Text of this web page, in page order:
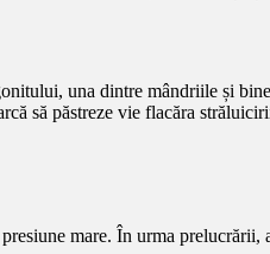
una dintre mândriile și
să păstreze vie flacăra
mare. În urma